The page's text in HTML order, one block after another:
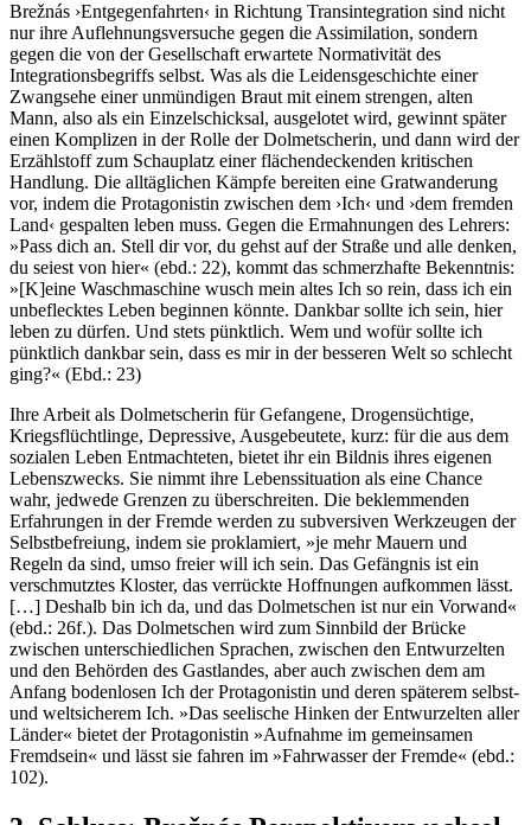
Brežnás ›Entgegenfahrten‹ in Richtung Transintegration sind nicht
nur ihre Auflehnungsversuche gegen die Assimilation, sondern
gegen die von der Gesellschaft erwartete Normativität des
Integrationsbegriffs selbst. Was als die Leidensgeschichte einer
Zwangsehe einer unmündigen Braut mit einem strengen, alten
Mann, also als ein Einzelschicksal, ausgelotet wird, gewinnt später
einen Komplizen in der Rolle der Dolmetscherin, und dann wird der
Erzählstoff zum Schauplatz einer flächendeckenden kritischen
Handlung. Die alltäglichen Kämpfe bereiten eine Gratwanderung
vor, indem die Protagonistin zwischen dem ›Ich‹ und ›dem fremden
Land‹ gespalten leben muss. Gegen die Ermahnungen des Lehrers:
»Pass dich an. Stell dir vor, du gehst auf der Straße und alle denken,
du seiest von hier« (ebd.: 22), kommt das schmerzhafte Bekenntnis:
»[K]eine Waschmaschine wusch mein altes Ich so rein, dass ich ein
unbeflecktes Leben beginnen könnte. Dankbar sollte ich sein, hier
leben zu dürfen. Und stets pünktlich. Wem und wofür sollte ich
pünktlich dankbar sein, dass es mir in der besseren Welt so schlecht
ging?« (Ebd.: 23)
Ihre Arbeit als Dolmetscherin für Gefangene, Drogensüchtige,
Kriegsflüchtlinge, Depressive, Ausgebeutete, kurz: für die aus dem
sozialen Leben Entmachteten, bietet ihr ein Bildnis ihres eigenen
Lebenszwecks. Sie nimmt ihre Lebenssituation als eine Chance
wahr, jedwede Grenzen zu überschreiten. Die beklemmenden
Erfahrungen in der Fremde werden zu subversiven Werkzeugen der
Selbstbefreiung, indem sie proklamiert, »je mehr Mauern und
Regeln da sind, umso freier will ich sein. Das Gefängnis ist ein
verschmutztes Kloster, das verrückte Hoffnungen aufkommen lässt.
[…] Deshalb bin ich da, und das Dolmetschen ist nur ein Vorwand«
(ebd.: 26f.). Das Dolmetschen wird zum Sinnbild der Brücke
zwischen unterschiedlichen Sprachen, zwischen den Entwurzelten
und den Behörden des Gastlandes, aber auch zwischen dem am
Anfang bodenlosen Ich der Protagonistin und deren späterem selbst-
und weltsicherem Ich. »Das seelische Hinken der Entwurzelten aller
Länder« bietet der Protagonistin »Aufnahme im gemeinsamen
Fremdsein« und lässt sie fahren im »Fahrwasser der Fremde« (ebd.:
102).